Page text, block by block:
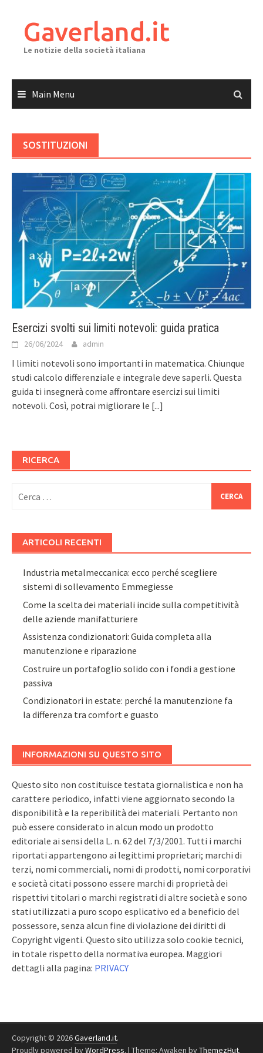
contentGaverland.it
Le notizie della società italiana
Main Menu
SOSTITUZIONI
Esercizi svolti sui limiti notevoli: guida pratica
26/06/2024 admin
I limiti notevoli sono importanti in matematica. Chiunque
studi calcolo differenziale e integrale deve saperli. Questa
guida ti insegnerà come affrontare esercizi sui limiti
notevoli. Così, potrai migliorare le [...]
RICERCA
per:
ARTICOLI RECENTI
Industria metalmeccanica: ecco perché scegliere
sistemi di sollevamento Emmegiesse
Come la scelta dei materiali incide sulla competitività
delle aziende manifatturiere
Assistenza condizionatori: Guida completa alla
manutenzione e riparazione
Costruire un portafoglio solido con i fondi a gestione
passiva
Condizionatori in estate: perché la manutenzione fa
la differenza tra comfort e guasto
INFORMAZIONI SU QUESTO SITO
Questo sito non costituisce testata giornalistica e non ha
carattere periodico, infatti viene aggiornato secondo la
disponibilità e la reperibilità dei materiali. Pertanto non
può essere considerato in alcun modo un prodotto
editoriale ai sensi della L. n. 62 del 7/3/2001. Tutti i marchi
riportati appartengono ai legittimi proprietari; marchi di
terzi, nomi commerciali, nomi di prodotti, nomi corporativi
e società citati possono essere marchi di proprietà dei
rispettivi titolari o marchi registrati di altre società e sono
stati utilizzati a puro scopo esplicativo ed a beneficio del
possessore, senza alcun fine di violazione dei diritti di
Copyright vigenti. Questo sito utilizza solo cookie tecnici,
in totale rispetto della normativa europea. Maggiori
dettagli alla pagina: PRIVACY
Copyright © 2026Gaverland.it.
Proudly powered byWordPress. | Theme: Awaken byThemezHut.